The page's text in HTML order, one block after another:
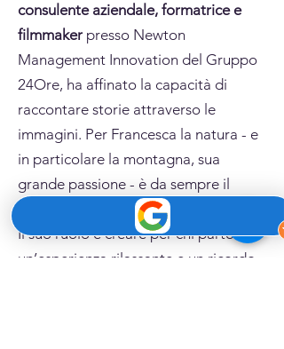
consulente aziendale, formatrice e
filmmaker presso Newton
Management Innovation del Gruppo
24Ore, ha affinato la capacità di
raccontare storie attraverso le
immagini. Per Francesca la natura - e
in particolare la montagna, sua
grande passione - è da sempre il
luogo ideale per farlo.
Il suo ruolo è creare per chi partecipa
un’esperienza rilassante e un ricordo